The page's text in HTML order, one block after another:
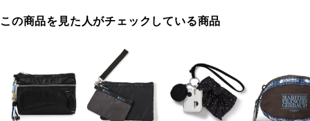
この商品を見た人がチェックしている商品